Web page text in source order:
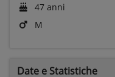
47 anni
M
Date e Statistiche